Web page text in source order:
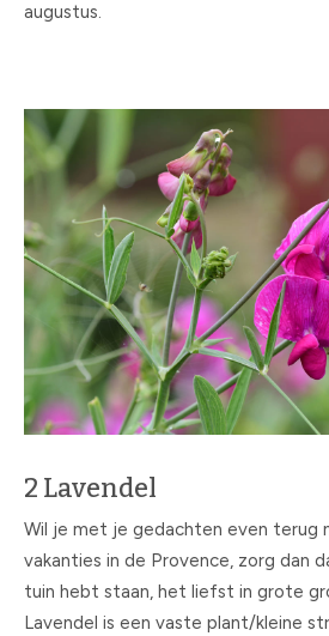
augustus.
2 Lavendel
Wil je met je gedachten even terug
vakanties in de Provence, zorg dan
tuin hebt staan, het liefst in grote
Lavendel is een vaste plant/kleine